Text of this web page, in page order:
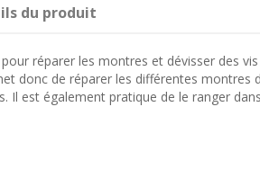
du produit
réparer les montres et dévisser des
donc de réparer les différentes
Il est également pratique de le ranger